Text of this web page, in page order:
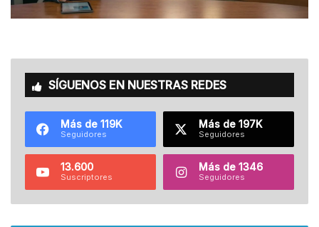
SÍGUENOS EN NUESTRAS REDES
Más de 119K
Seguidores
Más de 197K
Seguidores
13.600
Suscriptores
Más de 1346
Seguidores